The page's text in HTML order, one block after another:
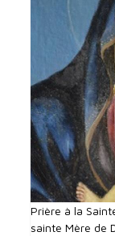
Prière à la
sainte Mère de